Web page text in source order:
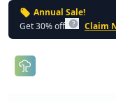
Annual Sale!
Get 30% off
Claim